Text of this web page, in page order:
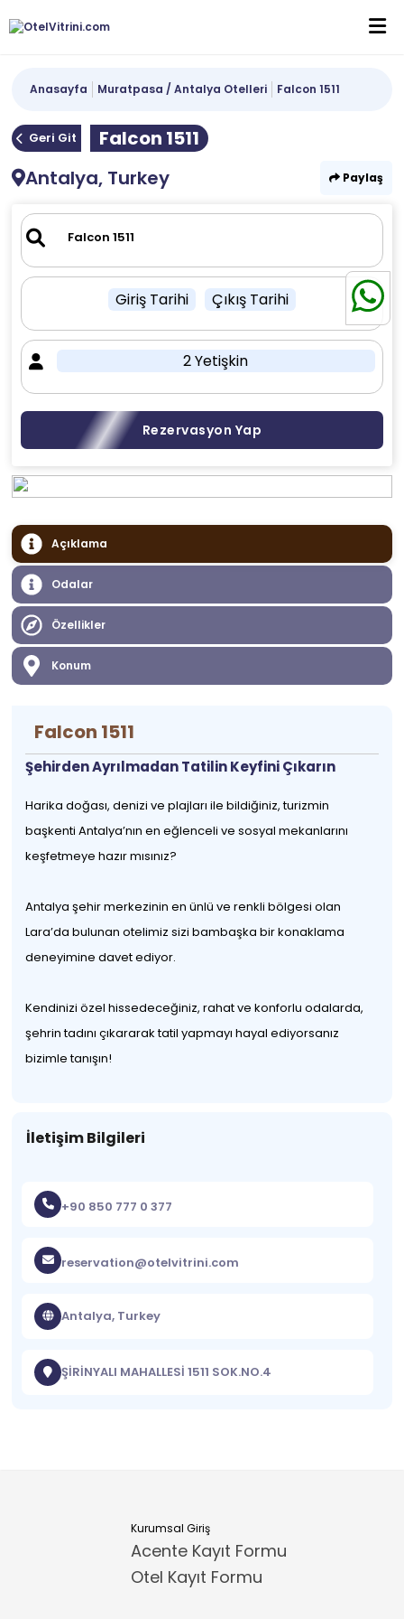
Anasayfa Muratpasa / Antalya Otelleri Falcon 1511
Geri Git
Falcon 1511
Antalya, Turkey
Paylaş
Giriş Tarihi Çıkış Tarihi
2 Yetişkin
Rezervasyon Yap
Açıklama
Odalar
Özellikler
Konum
Falcon 1511
Şehirden Ayrılmadan Tatilin Keyfini Çıkarın
Harika doğası, denizi ve plajları ile bildiğiniz, turizmin
başkenti Antalya’nın en eğlenceli ve sosyal mekanlarını
keşfetmeye hazır mısınız?
Antalya şehir merkezinin en ünlü ve renkli bölgesi olan
Lara’da bulunan otelimiz sizi bambaşka bir konaklama
deneyimine davet ediyor.
Kendinizi özel hissedeceğiniz, rahat ve konforlu odalarda,
şehrin tadını çıkararak tatil yapmayı hayal ediyorsanız
bizimle tanışın!
İletişim Bilgileri
+90 850 777 0 377
reservation@otelvitrini.com
Antalya, Turkey
ŞİRİNYALI MAHALLESİ 1511 SOK.NO.4
Kurumsal Giriş
Acente Kayıt Formu
Otel Kayıt Formu